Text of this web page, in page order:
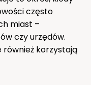
często
miast –
czy urzędów.
korzystają